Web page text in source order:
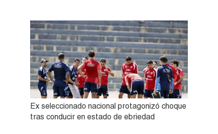
Ex seleccionado nacional protagonizó choque
tras conducir en estado de ebriedad